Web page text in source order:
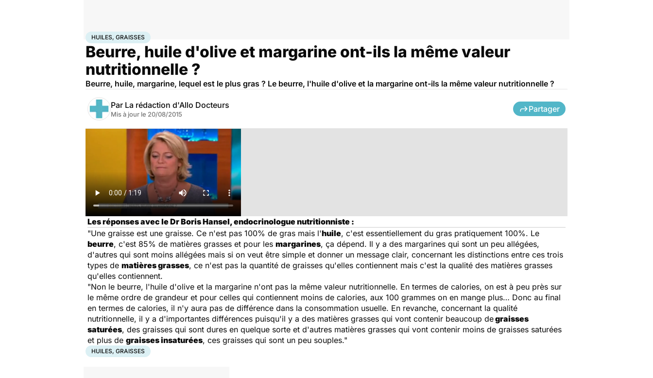
AccueilSantéHuiles, Graisses
HUILES, GRAISSES
Beurre, huile d'olive et margarine ont-ils la même valeur
nutritionnelle ?
Beurre, huile, margarine, lequel est le plus gras ? Le beurre, l'huile d'olive et la margarine ont-ils la même valeur nutritionnelle ?
Par La rédaction d'Allo Docteurs
Mis à jour le 20/08/2015
Partager
Les réponses avec le Dr Boris Hansel, endocrinologue nutritionniste :
"Une graisse est une graisse. Ce n'est pas 100% de gras mais l'huile, c'est essentiellement du gras pratiquement 100%. Le
beurre, c'est 85% de matières grasses et pour les margarines, ça dépend. Il y a des margarines qui sont un peu allégées,
d'autres qui sont moins allégées mais si on veut être simple et donner un message clair, concernant les distinctions entre ces trois
types de matières grasses, ce n'est pas la quantité de graisses qu'elles contiennent mais c'est la qualité des matières grasses
qu'elles contiennent.
"Non le beurre, l'huile d'olive et la margarine n'ont pas la même valeur nutritionnelle. En termes de calories, on est à peu près sur
le même ordre de grandeur et pour celles qui contiennent moins de calories, aux 100 grammes on en mange plus… Donc au final
en termes de calories, il n'y aura pas de différence dans la consommation usuelle. En revanche, concernant la qualité
nutritionnelle, il y a d'importantes différences puisqu'il y a des matières grasses qui vont contenir beaucoup degraisses
saturées, des graisses qui sont dures en quelque sorte et d'autres matières grasses qui vont contenir moins de graisses saturées
et plus de graisses insaturées, ces graisses qui sont un peu souples."
HUILES, GRAISSES